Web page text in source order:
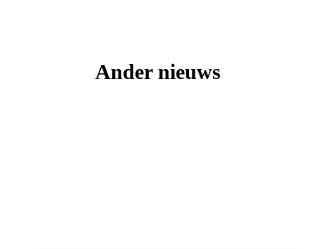
Ander nieuws